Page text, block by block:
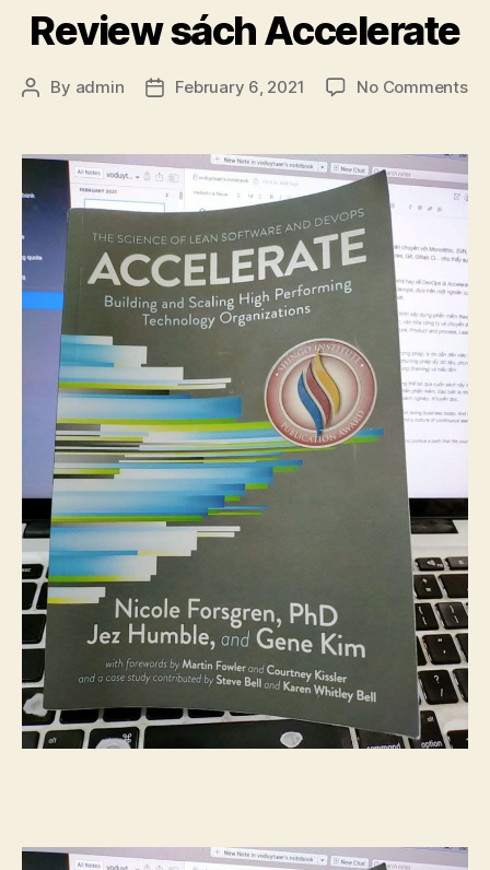
Review sách Accelerate
Post
By admin
PostFebruary 6, 2021 No Commentson